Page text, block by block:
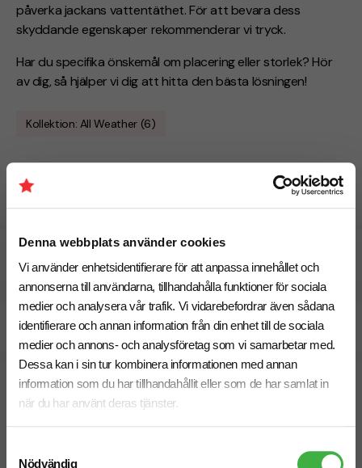
Denna webbplats använder cookies
Vi använder enhetsidentifierare för att anpassa innehållet och
annonserna till användarna, tillhandahålla funktioner för sociala
medier och analysera vår trafik. Vi vidarebefordrar även sådana
identifierare och annan information från din enhet till de sociala
medier och annons- och analysföretag som vi samarbetar med.
Dessa kan i sin tur kombinera informationen med annan
information som du har tillhandahållit eller som de har samlat in
när du har använt deras tjänster.
Nödvändig
påverka jackans vattentäthet. För att bevara dess
skyddande egenskaper rekommenderar vi tryck.
Har du specifika önskemål om placering eller storlek? Hör
av dig, så hjälper vi dig att hitta den bästa lösningen!
Kollektion: All Weather (6)
Specifikationer
24 Augusti Beräknad leveranstid: 10 arbetsdagar